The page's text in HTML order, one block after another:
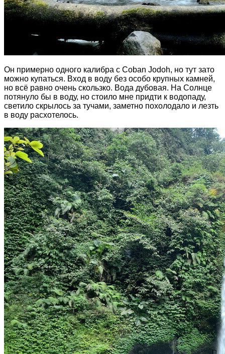
Он примерно одного калибра с Coban Jodoh, но тут зато
можно купаться. Вход в воду без особо крупных камней,
но всё равно очень скользко. Вода дубовая. На Солнце
потянуло бы в воду, но стоило мне придти к водопаду,
светило скрылось за тучами, заметно похолодало и лезть
в воду расхотелось.